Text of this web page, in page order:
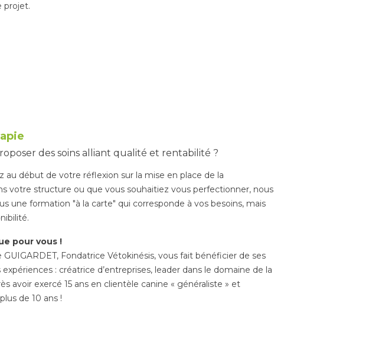
projet.
des soins alliant qualité et rentabilité ?
au début de votre réflexion sur la mise en place de la
votre structure ou que vous souhaitiez vous perfectionner, nous
une formation "à la carte" qui corresponde à vos besoins, mais
pour vous !
GUIGARDET, Fondatrice Vétokinésis, vous fait bénéficier de ses
: créatrice d’entreprises, leader dans le domaine de la
avoir exercé 15 ans en clientèle canine « généraliste » et
de 10 ans !